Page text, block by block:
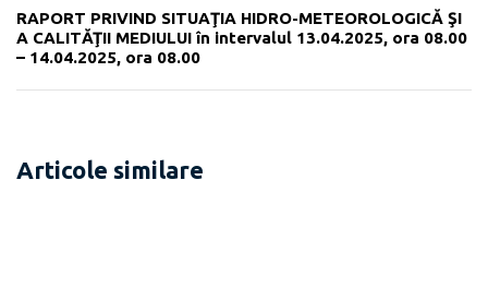
RAPORT PRIVIND SITUAŢIA HIDRO-METEOROLOGICĂ ŞI
A CALITĂŢII MEDIULUI în intervalul 13.04.2025, ora 08.00
– 14.04.2025, ora 08.00
Articole similare